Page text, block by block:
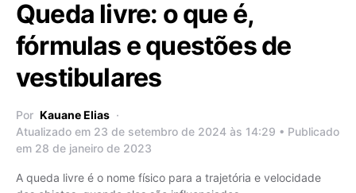
Queda livre: o que é,
fórmulas e questões de
vestibulares
Por Kauane Elias
Atualizado em 23 de setembro de 2024 às 14:29 • Publicado
em 28 de janeiro de 2023
A queda livre é o nome físico para a trajetória e velocidade